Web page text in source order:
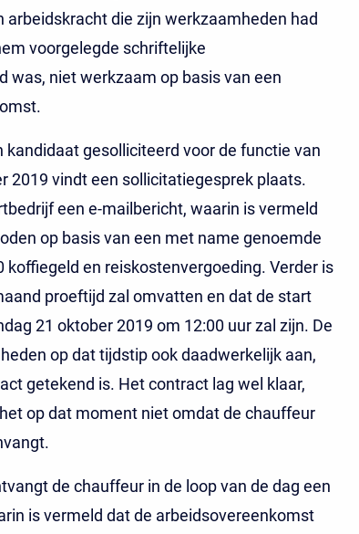
die zijn werkzaamheden had
voorgelegde schriftelijke
was, niet werkzaam op basis van een
gesolliciteerd voor de functie van
2019 vindt een sollicitatiegesprek plaats.
een e-mailbericht, waarin is vermeld
op basis van een met name genoemde
koffiegeld en reiskostenvergoeding. Verder is
proeftijd zal omvatten en dat de start
21 oktober 2019 om 12:00 uur zal zijn. De
op dat tijdstip ook daadwerkelijk aan,
getekend is. Het contract lag wel klaar,
op dat moment niet omdat de chauffeur
de chauffeur in de loop van de dag een
is vermeld dat de arbeidsovereenkomst